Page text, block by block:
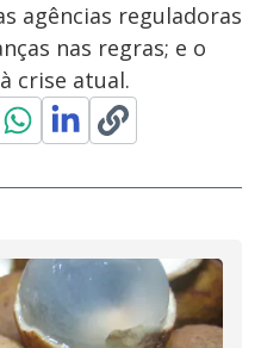
agências reguladoras
nas regras; e o
crise atual.